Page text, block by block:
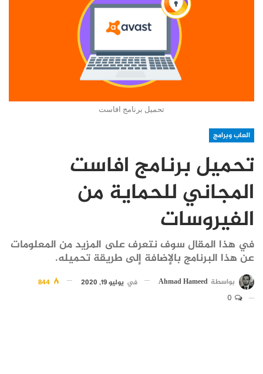
تحميل برنامج افاست
العاب وبرامج
تحميل برنامج افاست
المجاني للحماية من
الفيروسات
في هذا المقال سوف نتعرف على المزيد من المعلومات
عن هذا البرنامج بالإضافة إلى طريقة تحميله.
بواسطة Ahmad Hameed في يوليو 19, 2020